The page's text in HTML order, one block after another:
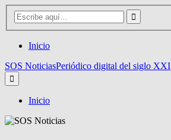
Inicio
SOS NoticiasPeriódico digital del siglo XXI
Inicio